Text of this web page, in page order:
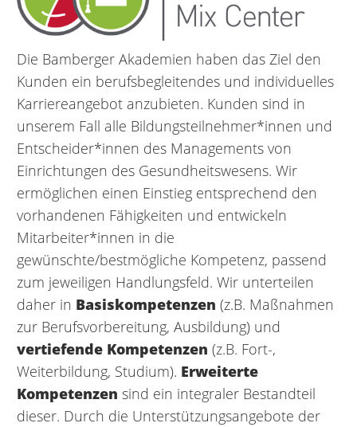
Die Bamberger Akademien haben das Ziel den
Kunden ein berufsbegleitendes und individuelles
Karriereangebot anzubieten. Kunden sind in
unserem Fall alle Bildungsteilnehmer*innen und
Entscheider*innen des Managements von
Einrichtungen des Gesundheitswesens. Wir
ermöglichen einen Einstieg entsprechend den
vorhandenen Fähigkeiten und entwickeln
Mitarbeiter*innen in die
gewünschte/bestmögliche Kompetenz, passend
zum jeweiligen Handlungsfeld. Wir unterteilen
daher in Basiskompetenzen (z.B. Maßnahmen
zur Berufsvorbereitung, Ausbildung) und
vertiefende Kompetenzen (z.B. Fort-,
Weiterbildung, Studium). Erweiterte
Kompetenzen sind ein integraler Bestandteil
dieser. Durch die Unterstützungsangebote der